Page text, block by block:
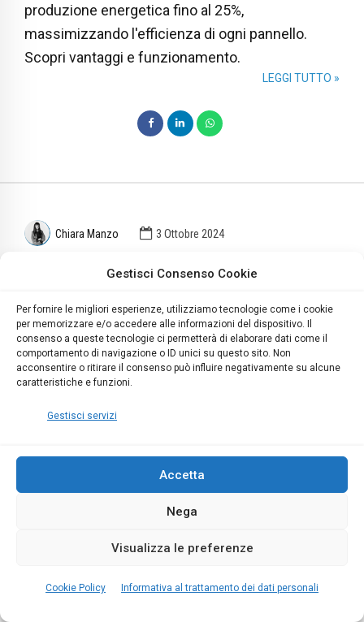
Gestisci Consenso Cookie
Per fornire le migliori esperienze, utilizziamo tecnologie come i cookie
per memorizzare e/o accedere alle informazioni del dispositivo. Il
consenso a queste tecnologie ci permetterà di elaborare dati come il
comportamento di navigazione o ID unici su questo sito. Non
acconsentire o ritirare il consenso può influire negativamente su alcune
caratteristiche e funzioni.
Gestisci servizi
Accetta
Nega
Visualizza le preferenze
Cookie Policy Informativa al trattamento dei dati personali
produzione energetica fino al 25%,
massimizzando l'efficienza di ogni pannello.
Scopri vantaggi e funzionamento.
LEGGI TUTTO »
Chiara Manzo 3 Ottobre 2024
EFFICIENZA ENERGETICA ED ACUSTICA
Impianto Fotovoltaico pt. 5
Ecco gli aspetti fondamentali da tenere in